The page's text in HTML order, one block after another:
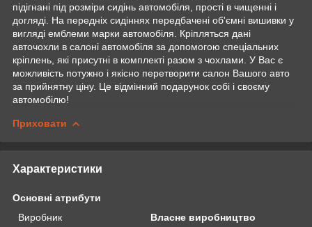
підігнані під розміри сидінь автомобіля, прості в чищенні і
догляді. На передніх сидіннях передбачені об'ємні вишивки у
вигляді емблеми марки автомобіля. Кріпляться дані
авточохли в салоні автомобіля за допомогою спеціальних
кріплень, які присутні в комплекті разом з чохлами. У Вас є
можливість потужно і якісно перетворити салон Вашого авто
за прийнятну ціну. Це відмінний подарунок собі і своєму
автомобілю!
Приховати
Характеристики
Основні атрибути
Виробник
Власне виробництво